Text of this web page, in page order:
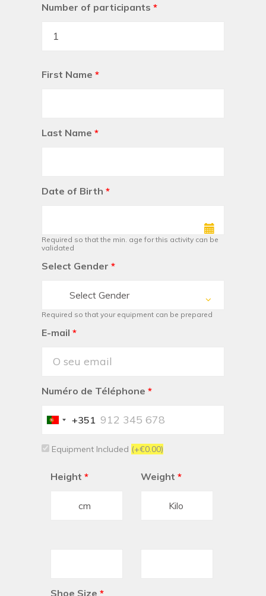
Number of participants *
First Name *
Last Name *
Date of Birth *
Required so that the min. age for this activity can be
validated
Select Gender *
Select Gender
Required so that your equipment can be prepared
E-mail *
Numéro de Téléphone *
Portugal
+351
Equipment Included (+€0.00)
Height * Weight *
Shoe Size *